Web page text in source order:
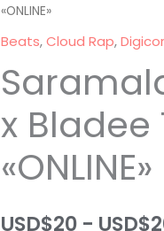
«ONLINE»
Beats,Cloud Rap,
x Bladee
«ONLINE»
USD$20 - USD$